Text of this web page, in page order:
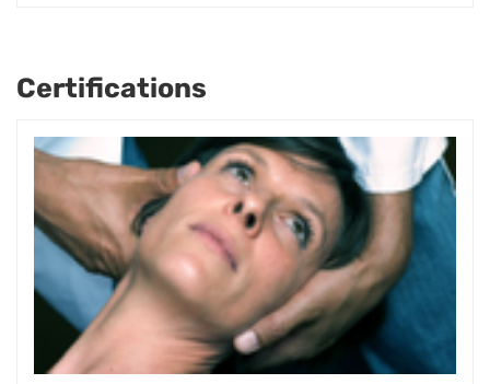
fonctionnels d’ordre ostéoarticulaire, viscéral ou
irréversibles.
Nourrissons, enfants, adultes ou seniors, actifs ou
sédentaires, avec des douleurs aiguës ou chroniques,
tous les patients reçoivent un traitement ostéopathique
par mobilisations ou manipulations des sphères
articulaires, viscérales ou crâniennes.
Le réseau AFO garantit une assurance qualité de la
formation et de la pratique de l’ostéopathe rationnelle.
Les adhérents de l’AFO sont agréés par le ministère de la
Certifications